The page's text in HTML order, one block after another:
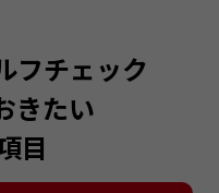
フチェック
きたい
目